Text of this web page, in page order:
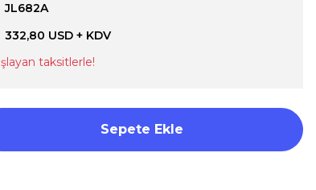
JL682A
332,80 USD + KDV
taksitlerle!
Sepete Ekle